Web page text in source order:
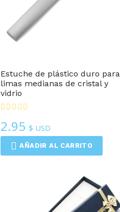
Estuche de plástico duro para
limas medianas de cristal y
vidrio
2.95 $ USD
AÑADIR AL CARRITO